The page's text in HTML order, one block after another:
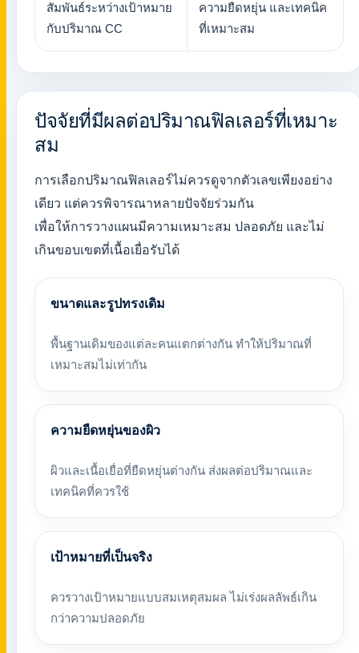
สัมพันธ์ระหว่างเป้าหมาย
กับปริมาณ CC
ความยืดหยุ่น และเทคนิค
ที่เหมาะสม
ปัจจัยที่มีผลต่อปริมาณฟิลเลอร์ที่เหมาะ
สม
การเลือกปริมาณฟิลเลอร์ไม่ควรดูจากตัวเลขเพียงอย่าง
เดียว แต่ควรพิจารณาหลายปัจจัยร่วมกัน
เพื่อให้การวางแผนมีความเหมาะสม ปลอดภัย และไม่
เกินขอบเขตที่เนื้อเยื่อรับได้
ขนาดและรูปทรงเดิม
พื้นฐานเดิมของแต่ละคนแตกต่างกัน ทำให้ปริมาณที่
เหมาะสมไม่เท่ากัน
ความยืดหยุ่นของผิว
ผิวและเนื้อเยื่อที่ยืดหยุ่นต่างกัน ส่งผลต่อปริมาณและ
เทคนิคที่ควรใช้
เป้าหมายที่เป็นจริง
ควรวางเป้าหมายแบบสมเหตุสมผล ไม่เร่งผลลัพธ์เกิน
กว่าความปลอดภัย